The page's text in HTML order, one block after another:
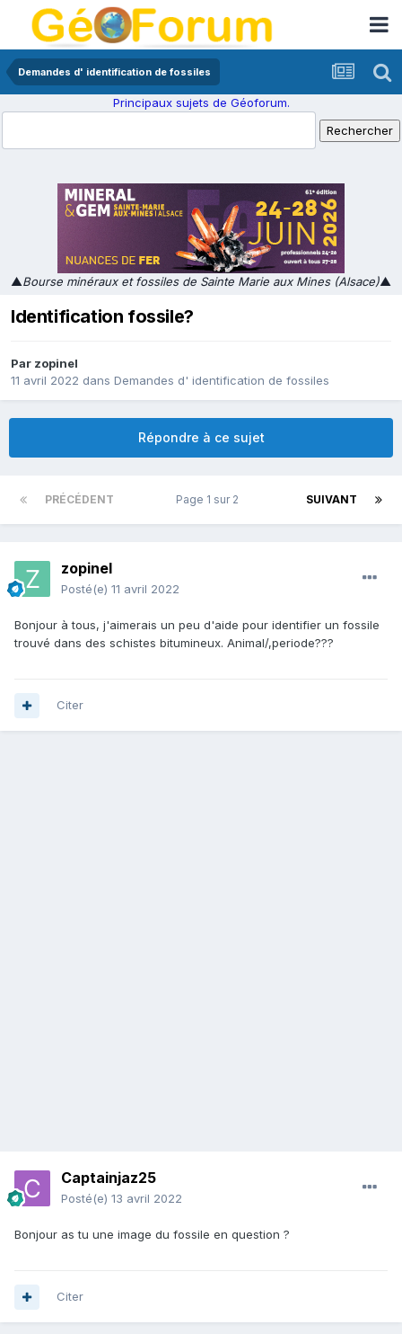
Demandes d' identification de fossiles
Principaux sujets de Géoforum.
▲Bourse minéraux et fossiles de Sainte Marie aux Mines (Alsace)▲
Identification fossile?
Par zopinel
11 avril 2022 dans Demandes d' identification de fossiles
Répondre à ce sujet
PRÉCÉDENT SUIVANT
Page 1 sur 2
zopinel
Posté(e) 11 avril 2022
Bonjour à tous, j'aimerais un peu d'aide pour identifier un fossile
trouvé dans des schistes bitumineux. Animal/,periode???
Citer
Captainjaz25
Posté(e) 13 avril 2022
Bonjour as tu une image du fossile en question ?
Citer